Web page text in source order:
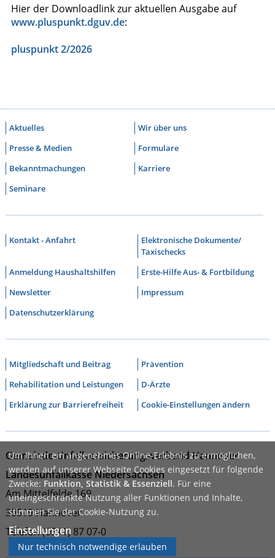
Hier der Downloadlink zur aktuellen Ausgabe auf
www.pluspunkt.dguv.de:
pluspunkt 2/2026
Aktuelles
Wir über uns
Presse & Medien
Formulare
Bekanntmachungen
Karriere
Seminare
Kontakt - Anfahrt
Elektronische Dokumente/
Taxischecks
Anmeldung Haushaltshilfen
Erste-Hilfe Aus- & Fortbildung
Newsletter
Impressum
Datenschutzerklärung
Mitgliedschaft und Beitrag
Prävention
Rehabilitation und Leistungen
D-Ärzte
Erklärung zur Barrierefreiheit
Cookie-Einstellungen ändern
Gemeinde-Unfallversicherungsverband Hannover
Landesunfallkasse Niedersachsen
Am Mittelfelde 169
30519 Hannover
Telefon (0511) 87 07-0
Um Ihnen ein angenehmes Online-Erlebnis zu ermöglichen,
werden auf unserer Webseite Cookies eingesetzt für folgende
Zwecke: Funktion, Statistik & Essenziell. Für eine
uneingeschränkte Nutzung aller Funktionen und Inhalte,
stimmen Sie der Cookie-Nutzung zu.
Einstellungen
Nur technisch notwendige erlauben